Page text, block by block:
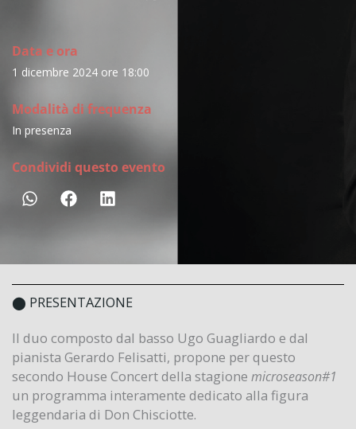
Data e ora
1 dicembre 2024 ore 18:00
Modalità di frequenza
In presenza
Condividi questo evento
⬤ PRESENTAZIONE
Il duo composto dal basso Ugo Guagliardo e dal
pianista Gerardo Felisatti, propone per questo
secondo House Concert della stagione microseason#1
un programma interamente dedicato alla figura
leggendaria di Don Chisciotte.